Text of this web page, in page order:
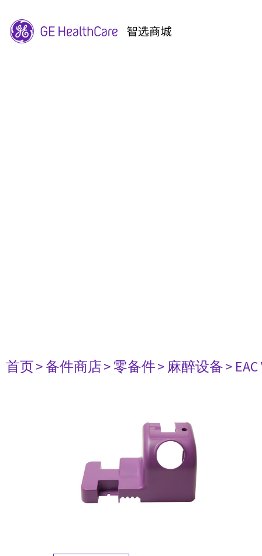
首页> 备件商店> 零备件> 麻醉设备>